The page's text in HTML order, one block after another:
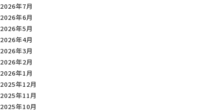
2026年7月
2026年6月
2026年5月
2026年4月
2026年3月
2026年2月
2026年1月
2025年12月
2025年11月
2025年10月